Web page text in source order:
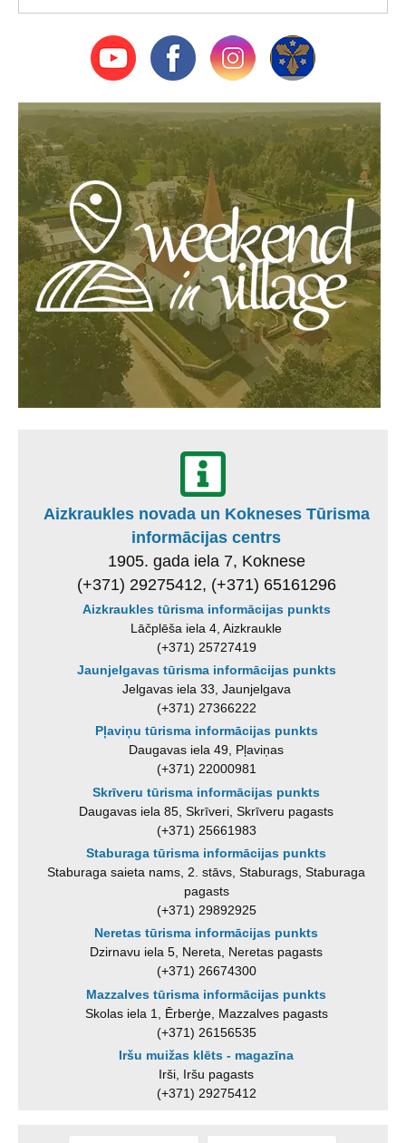
Aizkraukles novada un Kokneses Tūrisma
informācijas centrs
1905. gada iela 7, Koknese
(+371) 29275412, (+371) 65161296
Aizkraukles tūrisma informācijas punkts
Lāčplēša iela 4, Aizkraukle
(+371) 25727419
Jaunjelgavas tūrisma informācijas punkts
Jelgavas iela 33, Jaunjelgava
(+371) 27366222
Pļaviņu tūrisma informācijas punkts
Daugavas iela 49, Pļaviņas
(+371) 22000981
Skrīveru tūrisma informācijas punkts
Daugavas iela 85, Skrīveri, Skrīveru pagasts
(+371) 25661983
Staburaga tūrisma informācijas punkts
Staburaga saieta nams, 2. stāvs, Staburags, Staburaga
pagasts
(+371) 29892925
Neretas tūrisma informācijas punkts
Dzirnavu iela 5, Nereta, Neretas pagasts
(+371) 26674300
Mazzalves tūrisma informācijas punkts
Skolas iela 1, Ērberģe, Mazzalves pagasts
(+371) 26156535
Iršu muižas klēts - magazīna
Irši, Iršu pagasts
(+371) 29275412